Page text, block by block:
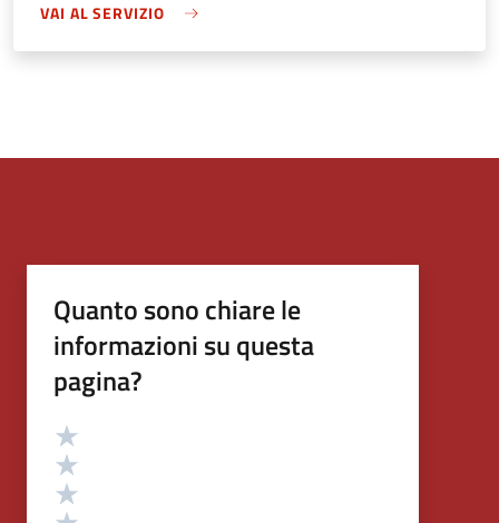
VAI AL SERVIZIO
Quanto sono chiare le
informazioni su questa
pagina?
Valutazione